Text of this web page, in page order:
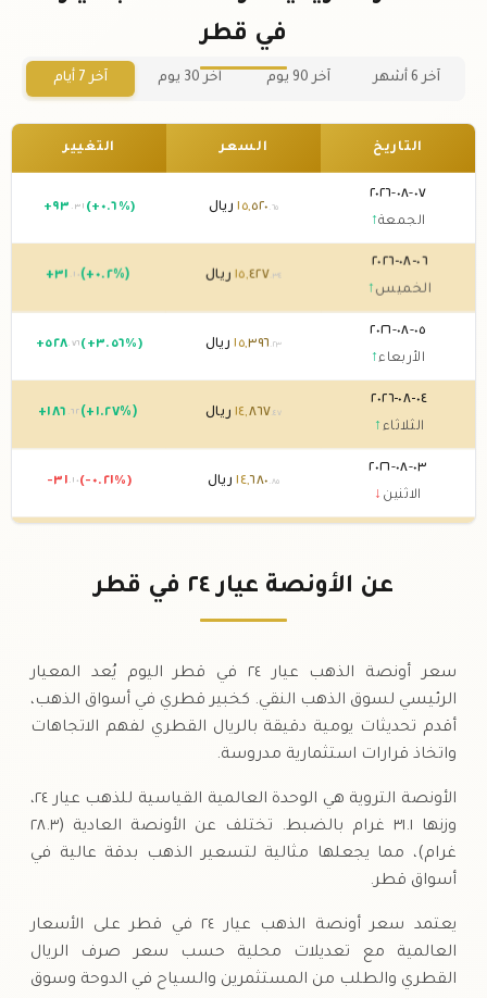
في قطر
آخر 6 أشهر آخر 90 يوم آخر 30 يوم آخر 7 أيام
التاريخ السعر التغيير
٠٧-٠٨-٢٠٢٦
الجمعة↑
١٥,٥٢٠ .٦٥ ريال +٩٣ .٣١ (+٠.٦%)
٠٦-٠٨-٢٠٢٦
الخميس ↑
١٥,٤٢٧ .٣٤ ريال +٣١ .١٠ (+٠.٢%)
٠٥-٠٨-٢٠٢٦
الأربعاء↑
١٥,٣٩٦ .٢٣ ريال +٥٢٨ .٧٦ (+٣.٥٦%)
٠٤-٠٨-٢٠٢٦
الثلاثاء ↑
١٤,٨٦٧ .٤٧ ريال +١٨٦ .٦٢ (+١.٢٧%)
٠٣-٠٨-٢٠٢٦
الاثنين ↓
١٤,٦٨٠ .٨٥ ريال -٣١ .١٠ (-٠.٢١%)
١٤,٧١١.٩٦ ريال
عن الأونصة عيار ٢٤ في قطر
سعر أونصة الذهب عيار ٢٤ في قطر اليوم يُعد المعيار
الرئيسي لسوق الذهب النقي. كخبير قطري في أسواق الذهب،
أقدم تحديثات يومية دقيقة بالريال القطري لفهم الاتجاهات
واتخاذ قرارات استثمارية مدروسة.
الأونصة التروية هي الوحدة العالمية القياسية للذهب عيار ٢٤،
وزنها ٣١.١ غرام بالضبط. تختلف عن الأونصة العادية (٢٨.٣
غرام)، مما يجعلها مثالية لتسعير الذهب بدقة عالية في
أسواق قطر.
يعتمد سعر أونصة الذهب عيار ٢٤ في قطر على الأسعار
العالمية مع تعديلات محلية حسب سعر صرف الريال
القطري والطلب من المستثمرين والسياح في الدوحة وسوق